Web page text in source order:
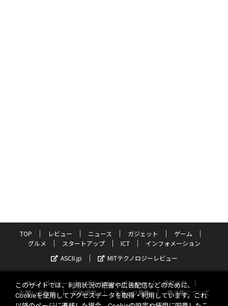
TOP レビュー ニュース ガジェット
ゲーム
グルメ
スタートアップ ICT
インフォメーション
ASCII.jp
MITテクノロジーレビュー
サイトポリシー プライバシーポリシー
運営会社
お問い合わせ
広告掲載 スタッフ募集
電子版について
このサイトでは、利用状況の把握や広告配信などのために、
Cookieを使用してアクセスデータを取得・利用しています。これ